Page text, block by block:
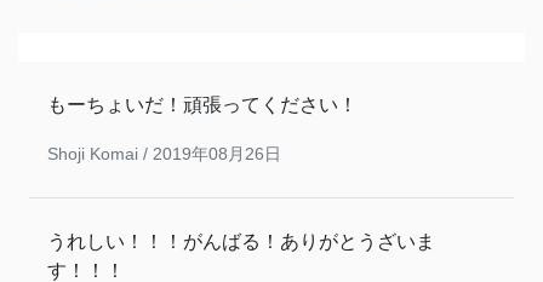
もーちょいだ！頑張ってください！
Shoji Komai / 2019年08月26日
うれしい！！！がんばる！ありがとうざいま
す！！！